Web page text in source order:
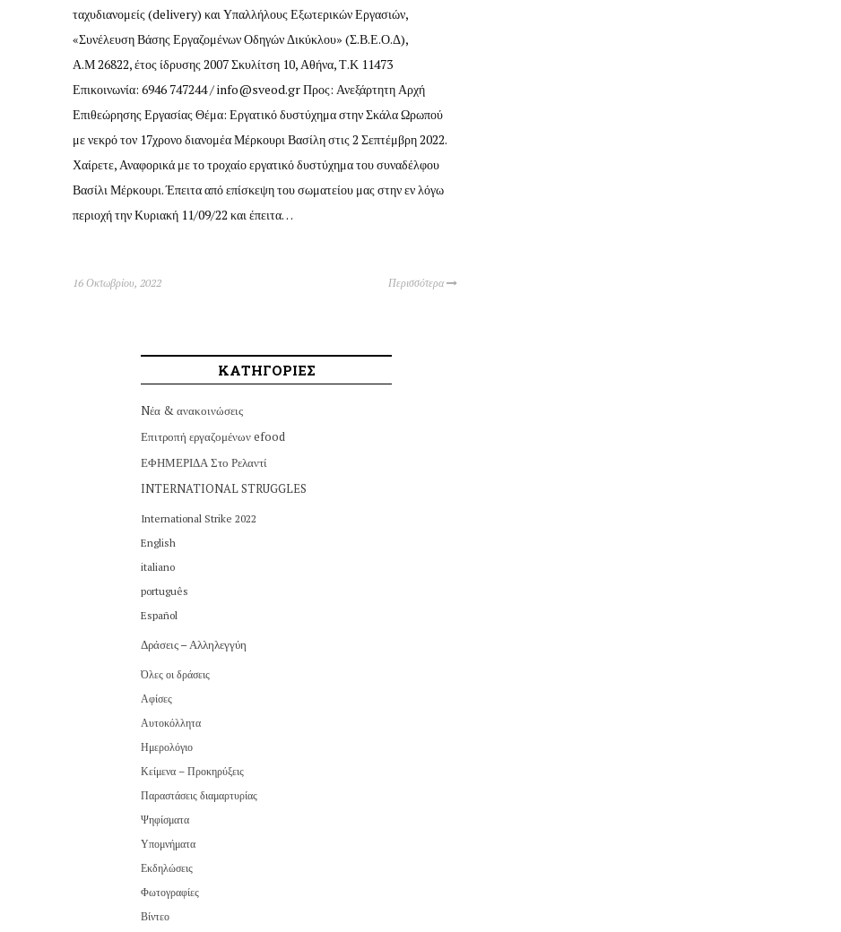
ταχυδιανομείς (delivery) και Υπαλλήλους Εξωτερικών Εργασιών,
«Συνέλευση Βάσης Εργαζομένων Οδηγών Δικύκλου» (Σ.Β.Ε.Ο.Δ),
Α.Μ 26822, έτος ίδρυσης 2007 Σκυλίτση 10, Αθήνα, Τ.Κ 11473
Επικοινωνία: 6946 747244 /info@sveod.grΠρος: Ανεξάρτητη Αρχή
Επιθεώρησης Εργασίας Θέμα: Εργατικό δυστύχημα στην Σκάλα Ωρωπού
με νεκρό τον 17χρονο διανομέα Μέρκουρι Βασίλη στις 2 Σεπτέμβρη 2022.
Χαίρετε, Αναφορικά με το τροχαίο εργατικό δυστύχημα του συναδέλφου
Βασίλι Μέρκουρι. Έπειτα από επίσκεψη του σωματείου μας στην εν λόγω
περιοχή την Κυριακή 11/09/22 και έπειτα…
16 Οκτωβρίου, 2022 Περισσότερα
ΚΑΤΗΓΟΡΙΕΣ
Nέα & ανακοινώσεις
Επιτροπή εργαζομένων efood
ΕΦΗΜΕΡΙΔΑ Στο Ρελαντί
INTERNATIONAL STRUGGLES
International Strike 2022
English
italiano
português
Español
Δράσεις – Αλληλεγγύη
Όλες οι δράσεις
Αφίσες
Αυτοκόλλητα
Ημερολόγιο
Κείμενα – Προκηρύξεις
Παραστάσεις διαμαρτυρίας
Ψηφίσματα
Υπομνήματα
Εκδηλώσεις
Φωτογραφίες
Βίντεο